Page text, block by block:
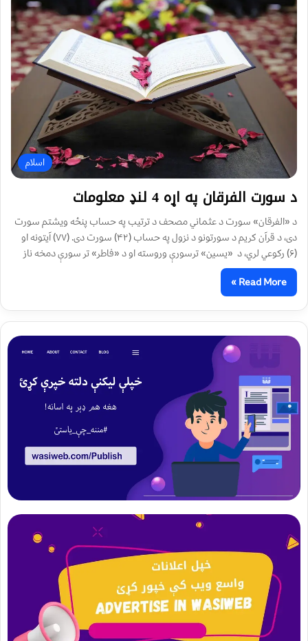
اسلام
د سورت الفرقان په اړه 4 لنډ معلومات
د «الفرقان» سورت د عثماني مصحف د ترتيب په حساب پنځه ويشتم سورت
دی، د قرآن کريم د سورتونو د نزول په حساب (۴۲) سورت دی. (۷۷) آيتونه او
(۶) رکوعي لري، د «يسين» ترسورې وروسته او د «فاطر» تر سورې دمخه ناز
Read More »